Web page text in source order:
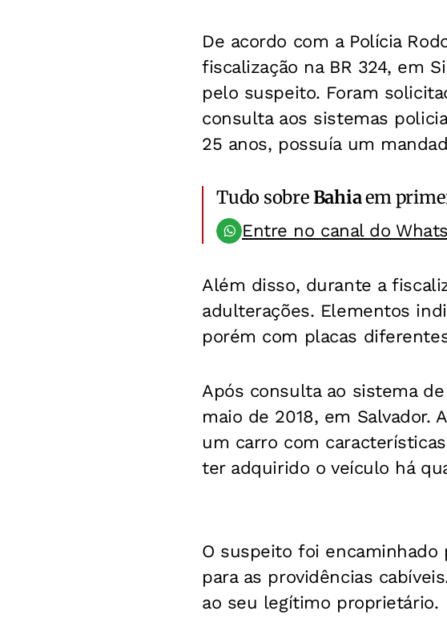
De acordo com a Polícia
fiscalização na BR 324, em
pelo suspeito. Foram
consulta aos sistemas
25 anos, possuía um
Tudo sobreBahiaem
Entre no canal do
Além disso, durante a
adulterações. Elementos
porém com placas
Após consulta ao sistema
maio de 2018, em Salvador.
um carro com
ter adquirido o veículo há
O suspeito foi encaminhado
para as providências
ao seu legítimo proprietário.